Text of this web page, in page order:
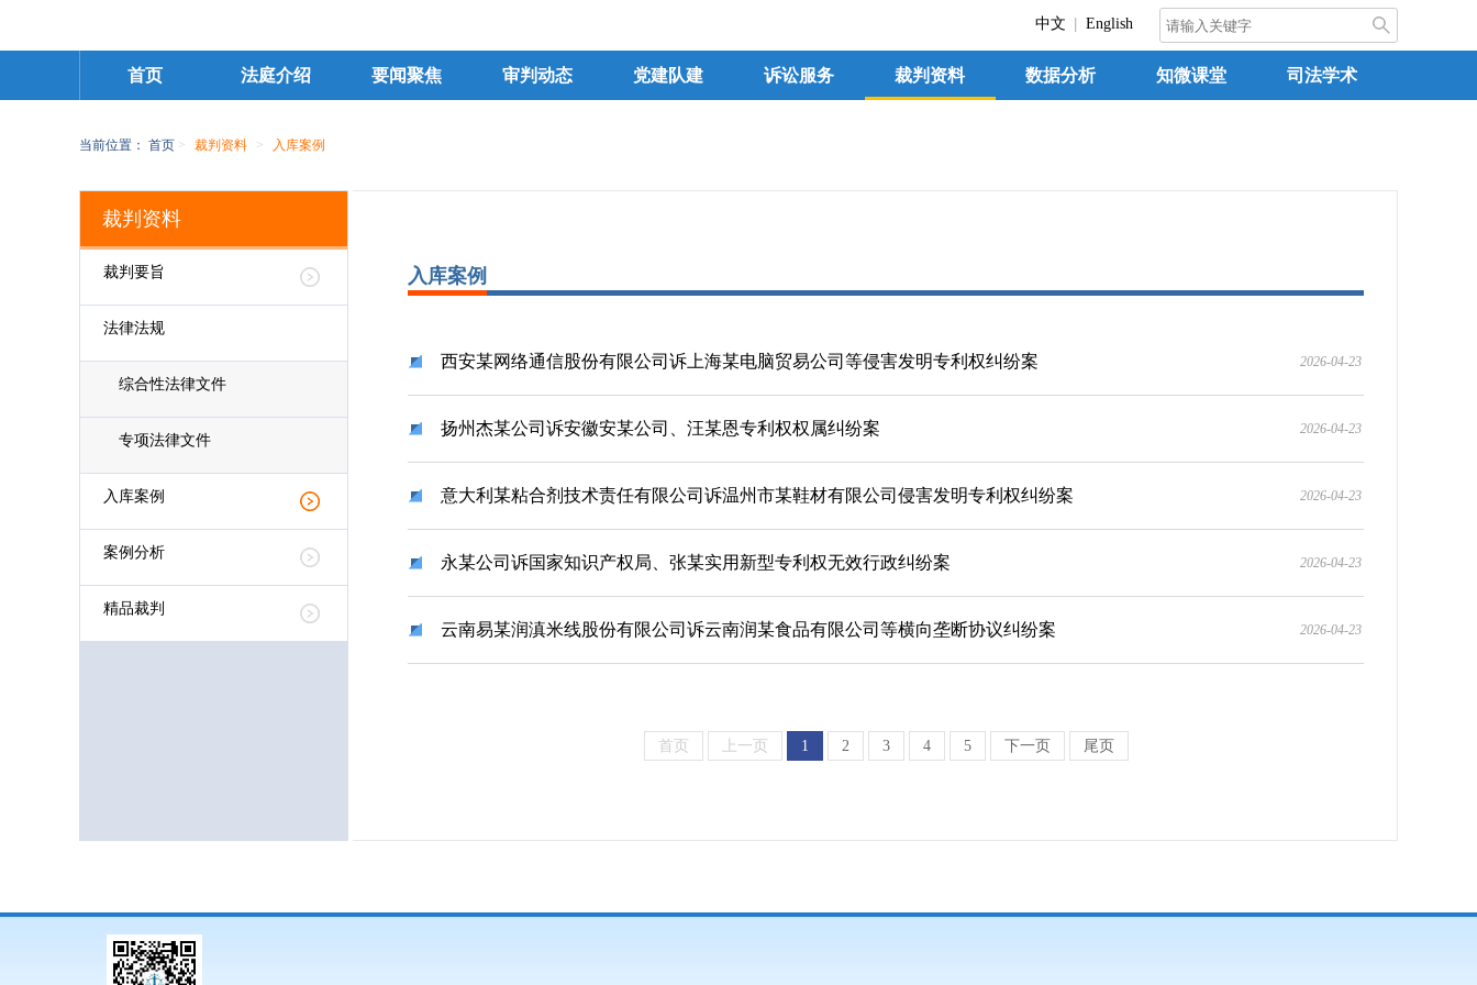
中文 English
首页 法庭介绍 要闻聚焦 审判动态 党建队建 诉讼服务 裁判资料 数据分析 知微课堂 司法学术
当前位置： 首页 > 裁判资料 > 入库案例
裁判资料
裁判要旨
法律法规
综合性法律文件
专项法律文件
入库案例
案例分析
精品裁判
入库案例
西安某网络通信股份有限公司诉上海某电脑贸易公司等侵害发明专利权纠纷案 2026-04-23
扬州杰某公司诉安徽安某公司、汪某恩专利权权属纠纷案 2026-04-23
意大利某粘合剂技术责任有限公司诉温州市某鞋材有限公司侵害发明专利权纠纷案 2026-04-23
永某公司诉国家知识产权局、张某实用新型专利权无效行政纠纷案 2026-04-23
云南易某润滇米线股份有限公司诉云南润某食品有限公司等横向垄断协议纠纷案 2026-04-23
首页 上一页 1 2 3 4 5 下一页 尾页